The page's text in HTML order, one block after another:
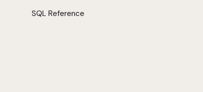
SQL Reference